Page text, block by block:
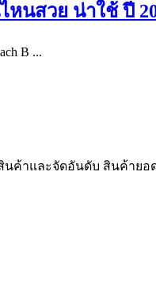
หนสวย น่าใช้ ปี
B ...
สินค้าและจัดอันดับ สินค้า